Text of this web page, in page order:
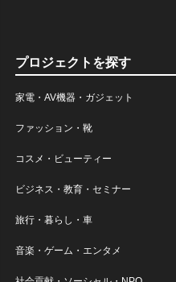
プロジェクトを探す
家電・AV機器・ガジェット
ファッション・靴
コスメ・ビューティー
ビジネス・教育・セミナー
旅行・暮らし・車
音楽・ゲーム・エンタメ